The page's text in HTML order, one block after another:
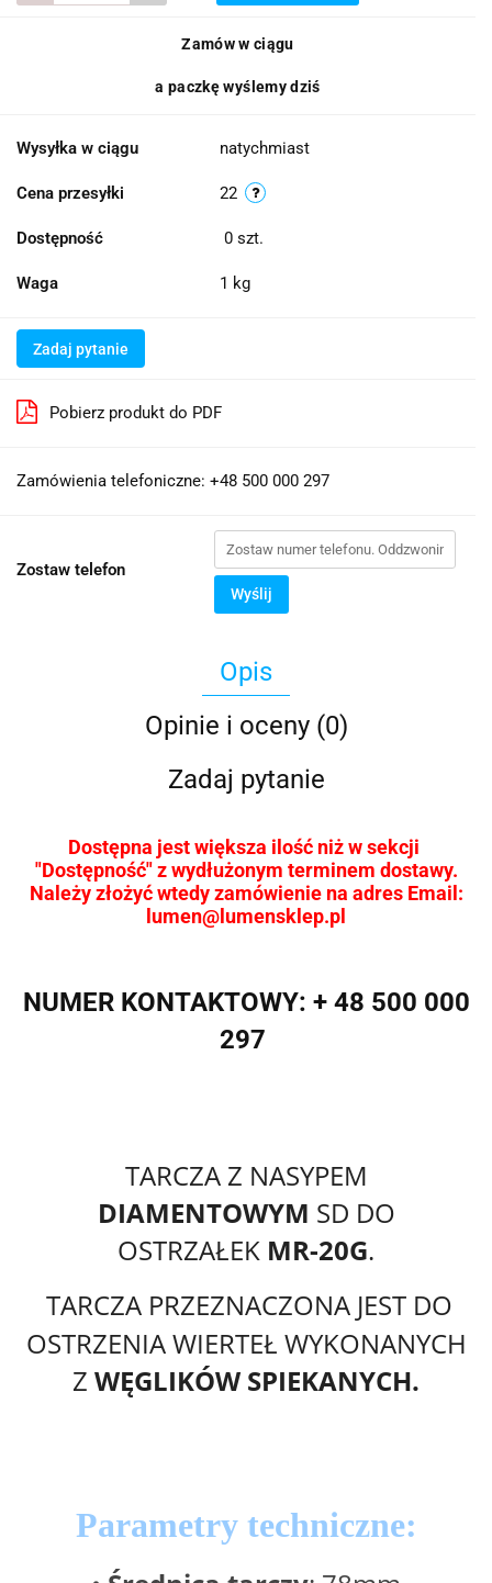
Zamów w ciągu
a paczkę wyślemy dziś
Wysyłka w ciągu natychmiast
Cena przesyłki 22
Dostępność 0 szt.
Waga 1 kg
Zadaj pytanie
Pobierz produkt do PDF
Zamówienia telefoniczne: +48 500 000 297
Zostaw telefon
Wyślij
Opis
Opinie i oceny (0)
Zadaj pytanie
Dostępna jest większa ilość niż w sekcji
"Dostępność" z wydłużonym terminem dostawy.
Należy złożyć wtedy zamówienie na adres Email:
lumen@lumensklep.pl
NUMER KONTAKTOWY: + 48 500 000
297
TARCZA Z NASYPEM
DIAMENTOWYM SD DO
OSTRZAŁEK MR-20G.
TARCZA PRZEZNACZONA JEST DO
OSTRZENIA WIERTEŁ WYKONANYCH
Z WĘGLIKÓW SPIEKANYCH.
Parametry techniczne: